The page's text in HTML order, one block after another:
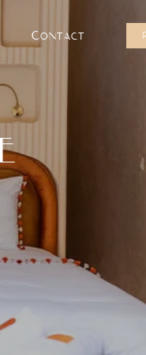
Contact